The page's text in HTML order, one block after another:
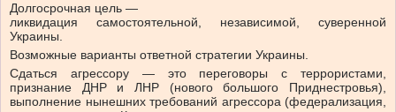
Долгосрочная цель —
ликвидация самостоятельной, независимой, суверенной
Украины.
Возможные варианты ответной стратегии Украины.
Сдаться агрессору — это переговоры с террористами,
признание ДНР и ЛНР (нового большого Приднестровья),
выполнение нынешних требований агрессора (федерализация,